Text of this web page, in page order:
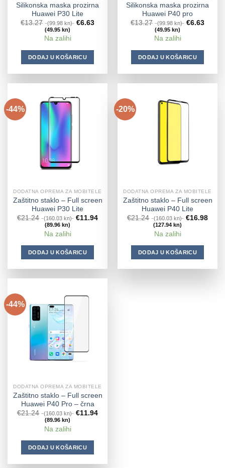
Silikonska maska prozirna
Huawei P30 Lite
€13.27 (99.98 kn) €6.63
(49.95 kn)
Na zalihi
DODAJ U KOŠARICU
Silikonska maska prozirna
Huawei P40 pro
€13.27 (99.98 kn) €6.63
(49.95 kn)
Na zalihi
DODAJ U KOŠARICU
-44%
DODATNA OPREMA ZA MOBITELE
Zaštitno staklo – Full screen
Huawei P30 Lite
€21.24 (160.03 kn) €11.94
(89.96 kn)
Na zalihi
DODAJ U KOŠARICU
-20%
DODATNA OPREMA ZA MOBITELE
Zaštitno staklo – Full screen
Huawei P40 Lite
€21.24 (160.03 kn) €16.98
(127.94 kn)
Na zalihi
DODAJ U KOŠARICU
-44%
DODATNA OPREMA ZA MOBITELE
Zaštitno staklo – Full screen
Huawei P40 Pro – črna
€21.24 (160.03 kn) €11.94
(89.96 kn)
Na zalihi
DODAJ U KOŠARICU